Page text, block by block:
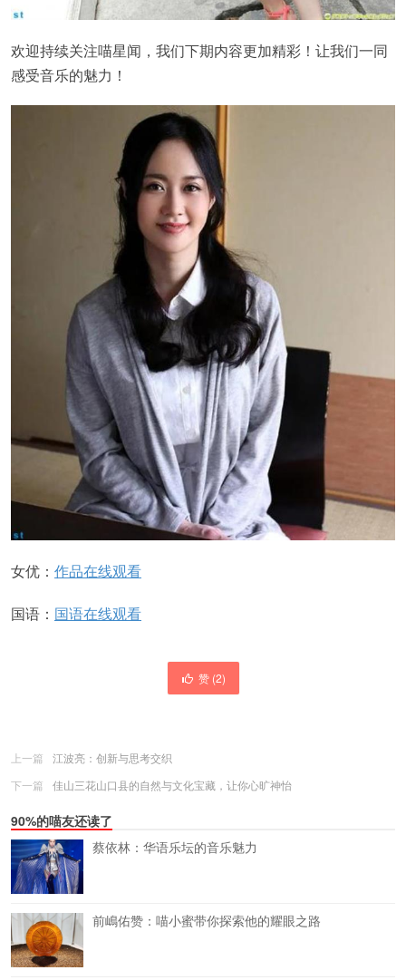
欢迎持续关注喵星闻，我们下期内容更加精彩！让我们一同
感受音乐的魅力！
女优： 作品在线观看
国语： 国语在线观看
赞 (2)
上一篇
江波亮：创新与思考交织
下一篇
佳山三花山口县的自然与文化宝藏，让你心旷神怡
90%的喵友还读了
蔡依林：华语乐坛的音乐魅力
前嶋佑赞：喵小蜜带你探索他的耀眼之路